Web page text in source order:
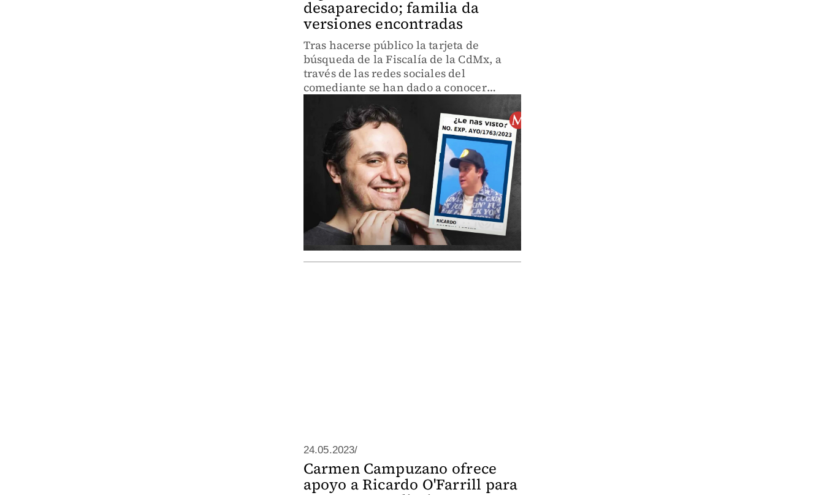
desaparecido; familia da
versiones encontradas
Tras hacerse público la tarjeta de
búsqueda de la Fiscalía de la CdMx, a
través de las redes sociales del
comediante se han dado a conocer
diversas posturas, unas desmintiendo y
otras corroborando la denuncia.
24.05.2023/
Carmen Campuzano ofrece
apoyo a Ricardo O'Farrill para